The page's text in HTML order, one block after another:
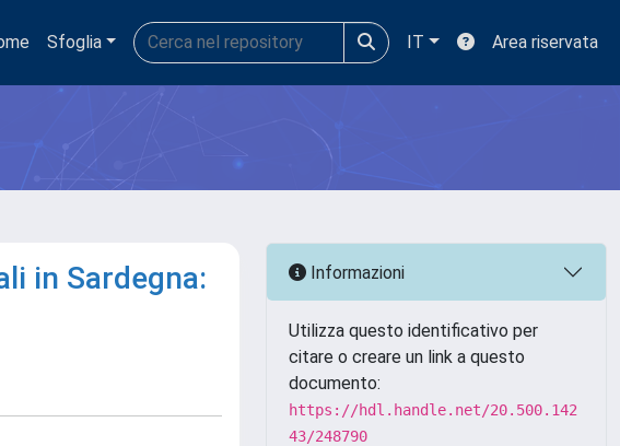
Sfoglia IT Area riservata
in Sardegna:
Informazioni
Utilizza questo identificativo per
citare o creare un link a questo
documento:
https://hdl.handle.net/20.500.142
43/248790